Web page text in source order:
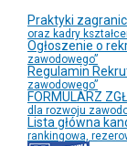
Praktyki
oraz kadry
Ogłoszenie o
zawodowego”
Regulamin
zawodowego”
FORMULARZ
dla rozwoju
Lista główna
rankingowa,